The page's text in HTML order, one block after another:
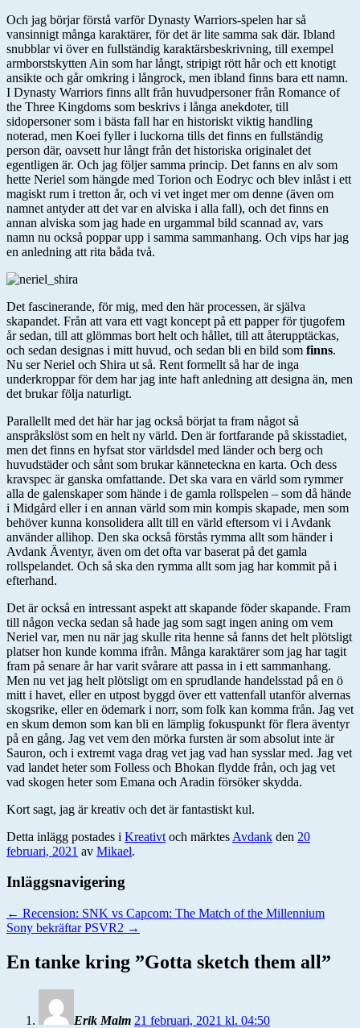
Och jag börjar förstå varför Dynasty Warriors-spelen har så
vansinnigt många karaktärer, för det är lite samma sak där. Ibland
snubblar vi över en fullständig karaktärsbeskrivning, till exempel
armborstskytten Ain som har långt, stripigt rött hår och ett knotigt
ansikte och går omkring i långrock, men ibland finns bara ett namn.
I Dynasty Warriors finns allt från huvudpersoner från Romance of
the Three Kingdoms som beskrivs i långa anekdoter, till
sidopersoner som i bästa fall har en historiskt viktig handling
noterad, men Koei fyller i luckorna tills det finns en fullständig
person där, oavsett hur långt från det historiska originalet det
egentligen är. Och jag följer samma princip. Det fanns en alv som
hette Neriel som hängde med Torion och Eodryc och blev inlåst i ett
magiskt rum i tretton år, och vi vet inget mer om denne (även om
namnet antyder att det var en alviska i alla fall), och det finns en
annan alviska som jag hade en urgammal bild scannad av, vars
namn nu också poppar upp i samma sammanhang. Och vips har jag
en anledning att rita båda två.
Det fascinerande, för mig, med den här processen, är själva
skapandet. Från att vara ett vagt koncept på ett papper för tjugofem
år sedan, till att glömmas bort helt och hållet, till att återupptäckas,
och sedan designas i mitt huvud, och sedan bli en bild som finns.
Nu ser Neriel och Shira ut så. Rent formellt så har de inga
underkroppar för dem har jag inte haft anledning att designa än, men
det brukar följa naturligt.
Parallellt med det här har jag också börjat ta fram något så
anspråkslöst som en helt ny värld. Den är fortfarande på skisstadiet,
men det finns en hyfsat stor världsdel med länder och berg och
huvudstäder och sånt som brukar känneteckna en karta. Och dess
kravspec är ganska omfattande. Det ska vara en värld som rymmer
alla de galenskaper som hände i de gamla rollspelen – som då hände
i Midgård eller i en annan värld som min kompis skapade, men som
behöver kunna konsolidera allt till en värld eftersom vi i Avdank
använder allihop. Den ska också förstås rymma allt som händer i
Avdank Äventyr, även om det ofta var baserat på det gamla
rollspelandet. Och så ska den rymma allt som jag har kommit på i
efterhand.
Det är också en intressant aspekt att skapande föder skapande. Fram
till någon vecka sedan så hade jag som sagt ingen aning om vem
Neriel var, men nu när jag skulle rita henne så fanns det helt plötsligt
platser hon kunde komma ifrån. Många karaktärer som jag har tagit
fram på senare år har varit svårare att passa in i ett sammanhang.
Men nu vet jag helt plötsligt om en sprudlande handelsstad på en ö
mitt i havet, eller en utpost byggd över ett vattenfall utanför alvernas
skogsrike, eller en ödemark i norr, som folk kan komma från. Jag vet
en skum demon som kan bli en lämplig fokuspunkt för flera äventyr
på en gång. Jag vet vem den mörka fursten är som absolut inte är
Sauron, och i extremt vaga drag vet jag vad han sysslar med. Jag vet
vad landet heter som Folless och Bhokan flydde från, och jag vet
vad skogen heter som Emana och Aradin försöker skydda.
Kort sagt, jag är kreativ och det är fantastiskt kul.
Detta inlägg postades i Kreativt och märktes Avdank den 20
februari, 2021 av Mikael.
Inläggsnavigering
← Recension: SNK vs Capcom: The Match of the Millennium
Sony bekräftar PSVR2 →
En tanke kring ”Gotta sketch them all”
Erik Malm 21 februari, 2021 kl. 04:50